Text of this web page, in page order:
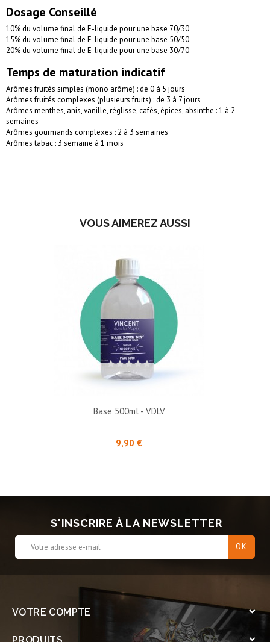
Dosage Conseillé
10% du volume final de E-liquide pour une base 70/30
15% du volume final de E-liquide pour une base 50/50
20% du volume final de E-liquide pour une base 30/70
Temps de maturation indicatif
Arômes fruités simples (mono arôme) : de 0 à 5 jours
Arômes fruités complexes (plusieurs fruits) : de 3 à 7 jours
Arômes menthes, anis, vanille, réglisse, cafés, épices, absinthe : 1 à 2
semaines
Arômes gourmands complexes : 2 à 3 semaines
Arômes tabac : 3 semaine à 1 mois
VOUS AIMEREZ AUSSI
Base 500ml - VDLV
9,90 €
S'INSCRIRE À LA NEWSLETTER
VOTRE COMPTE 
